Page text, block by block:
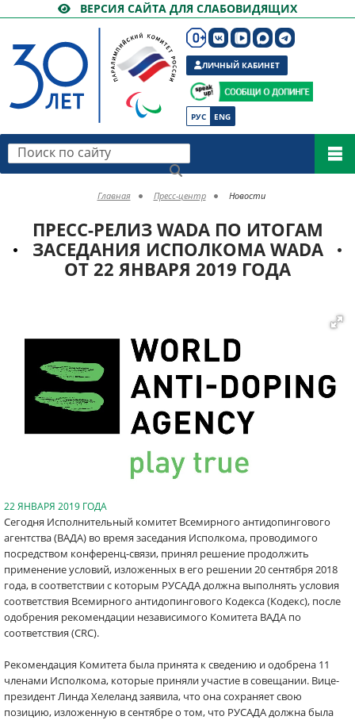
ВЕРСИЯ САЙТА ДЛЯ СЛАБОВИДЯЩИХ
РУС ENG
ЛИЧНЫЙ КАБИНЕТ
Поиск по сайту
Главная Пресс-центр Новости
ПРЕСС-РЕЛИЗ WADA ПО ИТОГАМ
ЗАСЕДАНИЯ ИСПОЛКОМА WADA
ОТ 22 ЯНВАРЯ 2019 ГОДА
22 ЯНВАРЯ 2019 ГОДА
Сегодня Исполнительный комитет Всемирного антидопингового
агентства (ВАДА) во время заседания Исполкома, проводимого
посредством конференц-связи, принял решение продолжить
применение условий, изложенных в его решении 20 сентября 2018
года, в соответствии с которым РУСАДА должна выполнять условия
соответствия Всемирного антидопингового Кодекса (Кодекс), после
одобрения рекомендации независимого Комитета ВАДА по
соответствия (CRC).
Рекомендация Комитета была принята к сведению и одобрена 11
членами Исполкома, которые приняли участие в совещании. Вице-
президент Линда Хелеланд заявила, что она сохраняет свою
позицию, изложенную в сентябре о том, что РУСАДА должна была